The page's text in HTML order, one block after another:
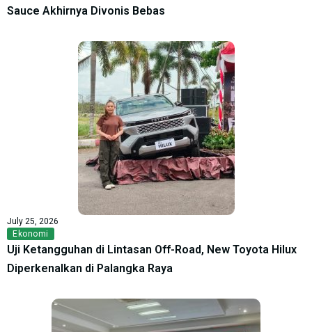
Sauce Akhirnya Divonis Bebas
July 25, 2026
Ekonomi
Uji Ketangguhan di Lintasan Off-Road, New Toyota Hilux
Diperkenalkan di Palangka Raya